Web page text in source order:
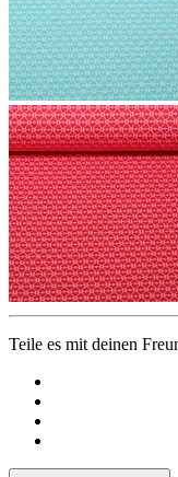
Teile es mit deinen